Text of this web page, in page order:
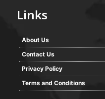
Links
About Us
Contact Us
Privacy Policy
Terms and Conditions